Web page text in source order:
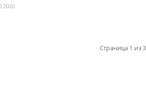
Страница 1 из 3